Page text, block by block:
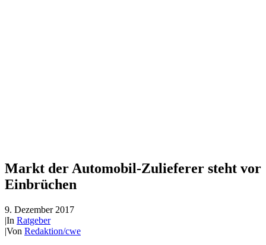
Markt der Automobil-Zulieferer steht vor
Einbrüchen
9. Dezember 2017
|In Ratgeber
|Von Redaktion/cwe